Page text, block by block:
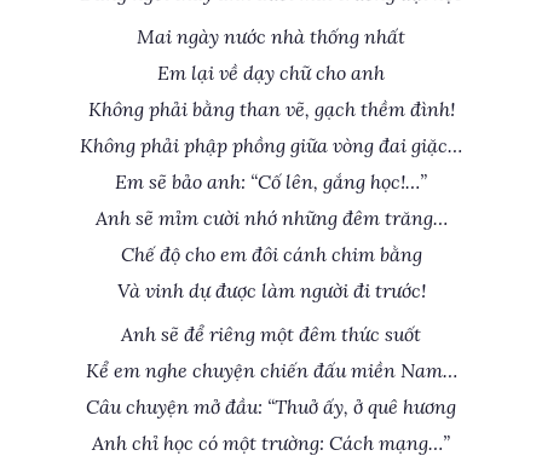
Mai ngày nước nhà thống nhất
Em lại về dạy chữ cho anh
Không phải bằng than vẽ, gạch thềm đình!
Không phải phập phồng giữa vòng đai giặc…
Em sẽ bảo anh: “Cố lên, gắng học!…”
Anh sẽ mỉm cười nhớ những đêm trăng…
Chế độ cho em đôi cánh chim bằng
Và vinh dự được làm người đi trước!
Anh sẽ để riêng một đêm thức suốt
Kể em nghe chuyện chiến đấu miền Nam…
Câu chuyện mở đầu: “Thuở ấy, ở quê hương
Anh chỉ học có một trường: Cách mạng…”